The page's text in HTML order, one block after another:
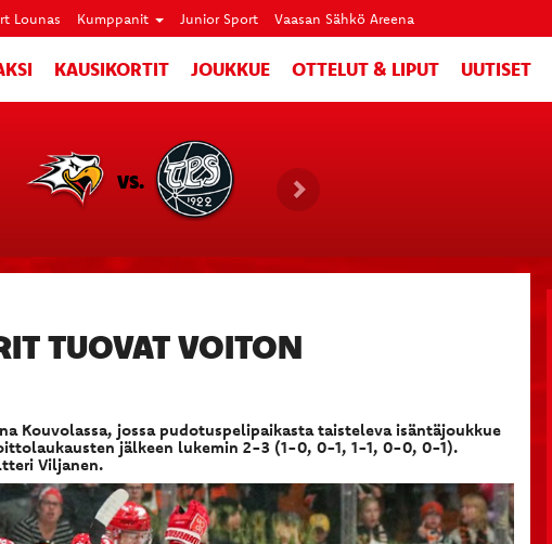
Lounas Kumppanit Junior Sport Vaasan Sähkö Areena
KAUSIKORTIT JOUKKUE OTTELUT & LIPUT UUTISET
VS.
TUOVAT VOITON
Kouvolassa, jossa pudotuspelipaikasta taisteleva isäntäjoukkue
jälkeen lukemin 2-3 (1-0, 0-1, 1-1, 0-0, 0-1).
Viljanen.